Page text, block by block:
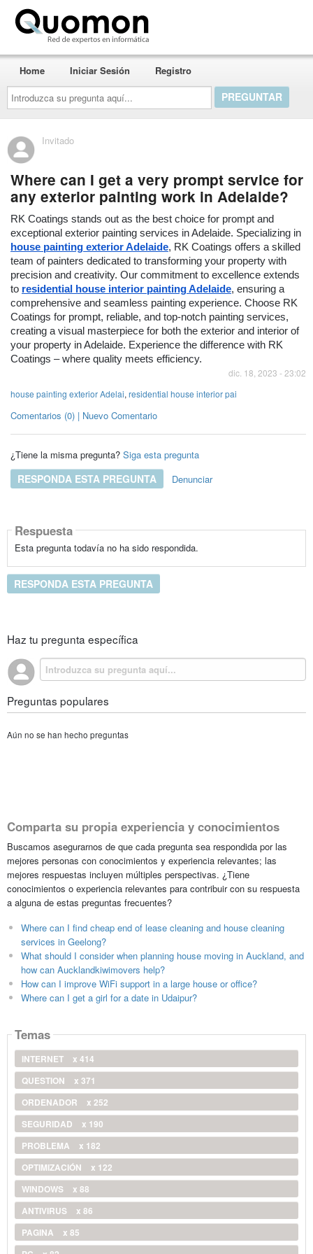
Introduzca
su
pregunta
aquí...
Home Iniciar Sesión Registro
Invitado
Where can I get a very prompt service for
any exterior painting work in Adelaide?
RK Coatings stands out as the best choice for prompt and
exceptional exterior painting services in Adelaide. Specializing in
house painting exterior Adelaide, RK Coatings offers a skilled
team of painters dedicated to transforming your property with
precision and creativity. Our commitment to excellence extends
to residential house interior painting Adelaide, ensuring a
comprehensive and seamless painting experience. Choose RK
Coatings for prompt, reliable, and top-notch painting services,
creating a visual masterpiece for both the exterior and interior of
your property in Adelaide. Experience the difference with RK
Coatings – where quality meets efficiency.
dic. 18, 2023 - 23:02
house painting exterior Adelai, residential house interior pai
Comentarios (0) | Nuevo Comentario
¿Tiene la misma pregunta? Siga esta pregunta
RESPONDA ESTA PREGUNTA Denunciar
Respuesta
Esta pregunta todavía no ha sido respondida.
RESPONDA ESTA PREGUNTA
Haz tu pregunta específica
Preguntas populares
Aún no se han hecho preguntas
Comparta su propia experiencia y conocimientos
Buscamos asegurarnos de que cada pregunta sea respondida por las
mejores personas con conocimientos y experiencia relevantes; las
mejores respuestas incluyen múltiples perspectivas. ¿Tiene
conocimientos o experiencia relevantes para contribuir con su respuesta
a alguna de estas preguntas frecuentes?
Where can I find cheap end of lease cleaning and house cleaning
services in Geelong?
What should I consider when planning house moving in Auckland, and
how can Aucklandkiwimovers help?
How can I improve WiFi support in a large house or office?
Where can I get a girl for a date in Udaipur?
Temas
INTERNET
x 414
QUESTION
x 371
ORDENADOR
x 252
SEGURIDAD
x 190
PROBLEMA
x 182
OPTIMIZACIÓN
x 122
WINDOWS
x 88
ANTIVIRUS
x 86
PAGINA
x 85